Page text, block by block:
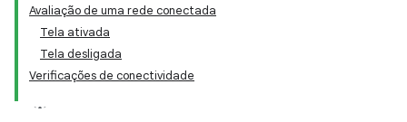
Avaliação de uma rede conectada
Tela ativada
Tela desligada
Verificações de conectividade